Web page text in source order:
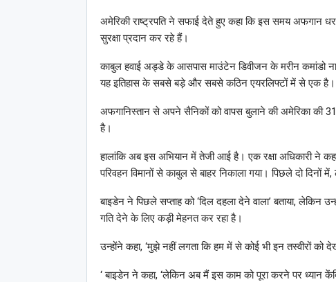
अमेरिकी राष्ट्रपति ने सफाई देते हुए कहा कि इस समय अफगान
सुरक्षा प्रदान कर रहे हैं।
काबुल हवाई अड्डे के आसपास माउंटेन डिवीजन के मरीन कमांडो
यह इतिहास के सबसे बड़े और सबसे कठिन एयरलिफ्टों में से एक है।
अफगानिस्तान से अपने सैनिकों को वापस बुलाने की अमेरिका की
है।
हालांकि अब इस अभियान में तेजी आई है। एक रक्षा अधिकारी ने
परिवहन विमानों से काबुल से बाहर निकाला गया। पिछले दो दिनों
बाइडेन ने पिछले सप्ताह को ‘दिल दहला देने वाला’ बताया,
गति देने के लिए कड़ी मेहनत कर रहा है।
उन्होंने कहा, ‘मुझे नहीं लगता कि हम में से कोई भी इन तस्वीरों
‘ बाइडेन ने कहा, ‘लेकिन अब मैं इस काम को पूरा करने पर ध्यान